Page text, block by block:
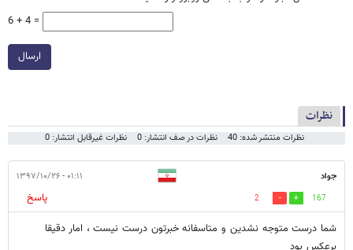
6 + 4 =
ارسال
نظرات
نظرات منتشر شده: 40 نظرات در صف انتشار: 0 نظرات غیرقابل انتشار: 0
جواد ۰۱:۱۱ - ۱۳۹۷/۱۰/۲۶
167
2
پاسخ
شما درست متوجه نشدین و متاسفانه خبرتون درست نیست ، امار دقیقا
برعکس بود